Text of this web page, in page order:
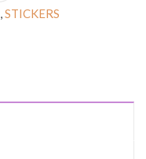
,STICKERS